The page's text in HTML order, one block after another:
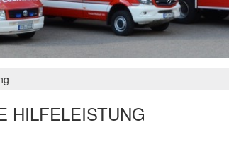
HILFELEISTUNG